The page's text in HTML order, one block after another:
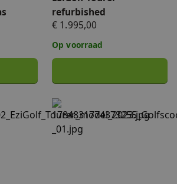
refurbished
€ 1.995,00
Op voorraad
Golfscooter 3.0